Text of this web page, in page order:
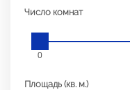
Число комнат
0
Площадь (кв. м.)